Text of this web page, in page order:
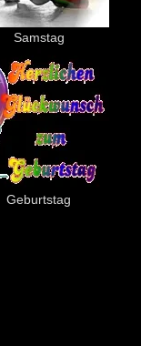
Samstag
Geburtstag